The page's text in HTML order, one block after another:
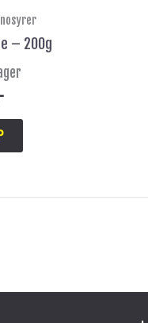
– 200g